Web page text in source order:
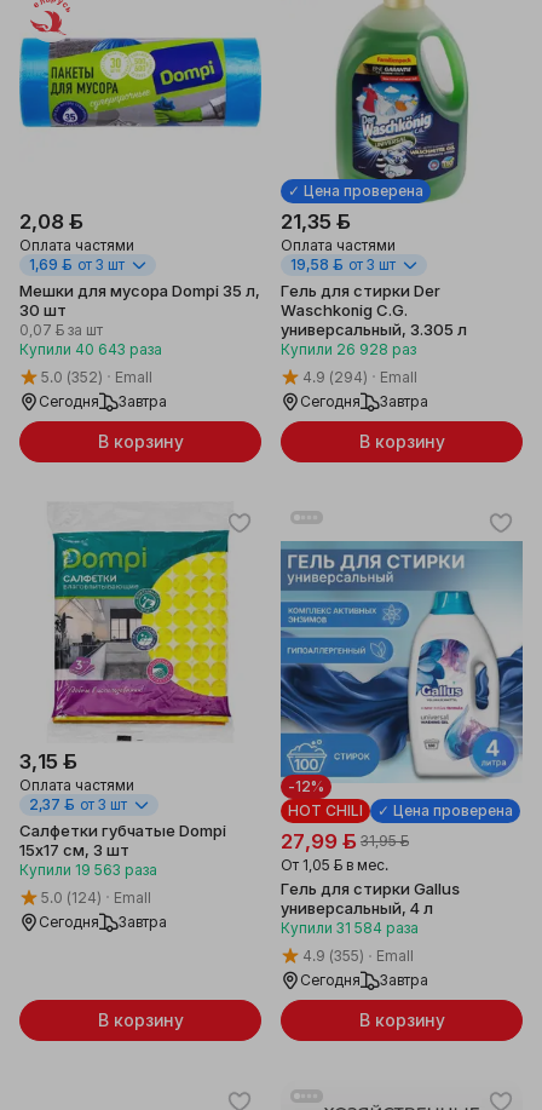
2,08 ƃ
Оплата частями
1,69 ƃ от 3 шт
Мешки для мусора Dompi 35 л,
30 шт
0,07 ƃ за шт
Купили 40 643 раза
5.0 (352)
Emall
Сегодня
Завтра
В корзину
✓ Цена проверена
21,35 ƃ
Оплата частями
19,58 ƃ от 3 шт
Гель для стирки Der
Waschkonig C.G.
универсальный, 3.305 л
Купили 26 928 раз
4.9 (294)
Emall
Сегодня
Завтра
В корзину
3,15 ƃ
Оплата частями
2,37 ƃ от 3 шт
Салфетки губчатые Dompi
15x17 см, 3 шт
Купили 19 563 раза
5.0 (124)
Emall
Сегодня
Завтра
В корзину
✓ Цена проверена
HOT CHILI
-12%
27,99 ƃ 31,95 ƃ
От 1,05 ƃ в мес.
Гель для стирки Gallus
универсальный, 4 л
Купили 31 584 раза
4.9 (355)
Emall
Сегодня
Завтра
В корзину